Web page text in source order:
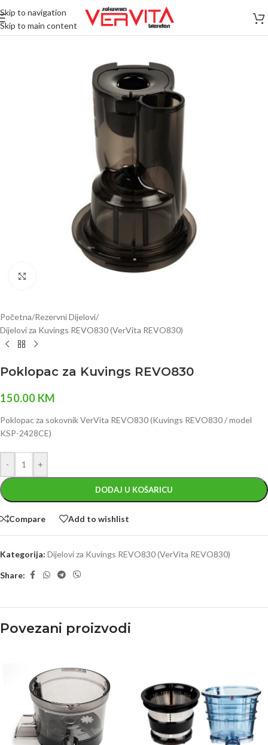
Skip to navigation
Skip to main content
Početna/Rezervni Dijelovi/
Dijelovi za Kuvings REVO830 (VerVita REVO830)
Poklopac za Kuvings REVO830
150.00 KM
Poklopac za sokovnik VerVita REVO830 (Kuvings REVO830 / model
KSP-2428CE)
- +
DODAJ U KOŠARICU
Compare Add to wishlist
Kategorija: Dijelovi za Kuvings REVO830 (VerVita REVO830)
Share:
Povezani proizvodi